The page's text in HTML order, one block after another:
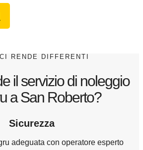
RENDE DIFFERENTI
il servizio di noleggio
a San Roberto?
Sicurezza
adeguata con operatore esperto